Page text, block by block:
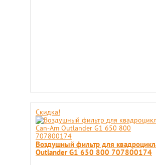
Скидка!
Воздушный фильтр для
Outlander G1 650 800 707800174